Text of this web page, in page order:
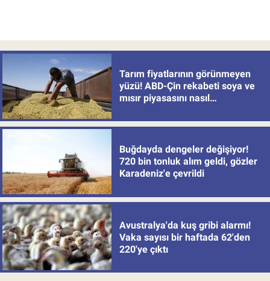
Tarım fiyatlarının görünmeyen
yüzü! ABD-Çin rekabeti soya ve
mısır piyasasını nasıl
Buğdayda dengeler değişiyor!
720 bin tonluk alım geldi, gözler
Karadeniz'e çevrildi
Avustralya'da kuş gribi alarmı!
Vaka sayısı bir haftada 62'den
220'ye çıktı